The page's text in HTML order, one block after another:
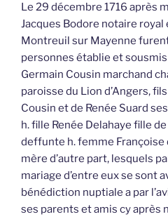
Le 29 décembre 1716 après
Jacques Bodore notaire royal
Montreuil sur Mayenne
personnes établie et sousmis
Germain Cousin marchand
paroisse du Lion d’Angers,
Cousin et de Renée Suard
h. fille Renée Delahaye fille
deffunte h. femme
mère d’autre part, lesquels
mariage d’entre eux se sont
bénédiction nuptiale a par
ses parents et amis cy après